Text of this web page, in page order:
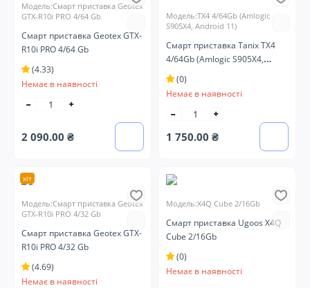
Модель:Смарт приставка Geotex
GTX-R10i PRO 4/64 Gb
Смарт приставка Geotex GTX-
R10i PRO 4/64 Gb
(4.33)
Немає в наявності
2 090.00 ₴
Модель:TX4 4/64Gb (Amlogic
S905X4, Android 11)
Смарт приставка Tanix TX4
4/64Gb (Amlogic S905X4,
Android 11)
(0)
Немає в наявності
1 750.00 ₴
хіт
Модель:Смарт приставка Geotex
GTX-R10i PRO 4/32 Gb
Смарт приставка Geotex GTX-
R10i PRO 4/32 Gb
(4.69)
Немає в наявності
Модель:X4Q Cube 2/16Gb
Смарт приставка Ugoos X4Q
Cube 2/16Gb
(0)
Немає в наявності